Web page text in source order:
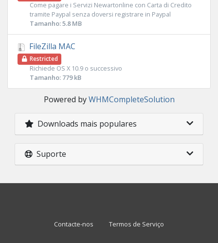
Come pagare i Servizi Newartonline con Carta di Credito
tramite Paypal senza doversi registrare in Paypal
Tamanho: 5.8 MB
FileZilla MAC
Restricted
Richiede OS X 10.9 o successivo
Tamanho: 779 kB
Powered byWHMCompleteSolution
Downloads mais populares
Suporte
Contacte-nos Termos de Serviço